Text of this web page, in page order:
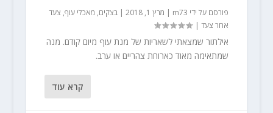
פורסם על ידי m73
| מרץ 1, 2018 | בצקים, מאכלי עוף, צעד
אחר צעד|
אילתור שמצאתי לשאריות של מנת עוף מיום קודם. מנה
שמתאימה מאוד כארוחת צהריים או ערב.
קרא עוד